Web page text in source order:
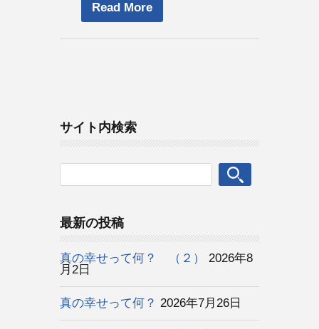
Read More
サイト内検索
最新の投稿
真の幸せって何？ （２）
2026年8
月2日
真の幸せって何？ 2026年7月26日